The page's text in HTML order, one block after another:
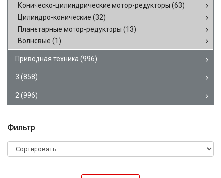
Коническо-цилиндрические мотор-редукторы (63)
Цилиндро-конические (32)
Планетарные мотор-редукторы (13)
Волновые (1)
Приводная техника (996)
3 (858)
2 (996)
Фильтр